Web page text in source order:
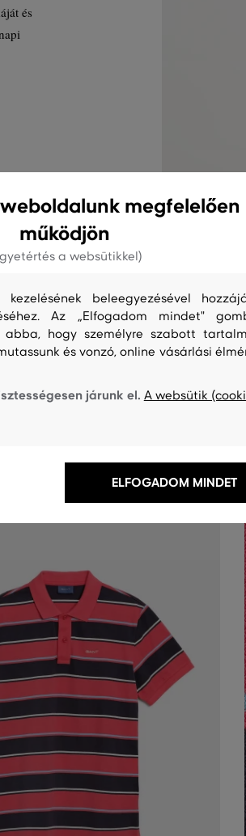
és
megfelelően
működjön
a websütikkel)
beleegyezésével
Az „Elfogadom mindet"
abba, hogy személyre szabott
és vonzó, online vásárlási
járunk el. A websütik
ELFOGADOM MINDET